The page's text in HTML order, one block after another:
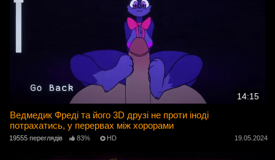
14:15
Ведмедик Фреді та його 3D друзі не проти іноді
потрахатись, у перервах між хорорами
19555 переглядів 83% HD 19.05.2024